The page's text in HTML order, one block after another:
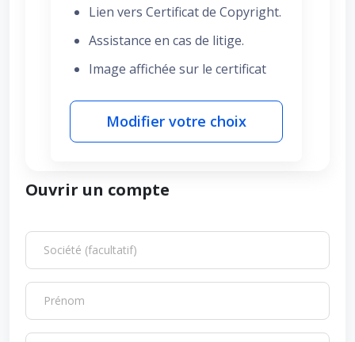
Lien vers Certificat de Copyright.
Assistance en cas de litige.
Image affichée sur le certificat
Modifier votre choix
Ouvrir un compte
Société (facultatif)
Prénom